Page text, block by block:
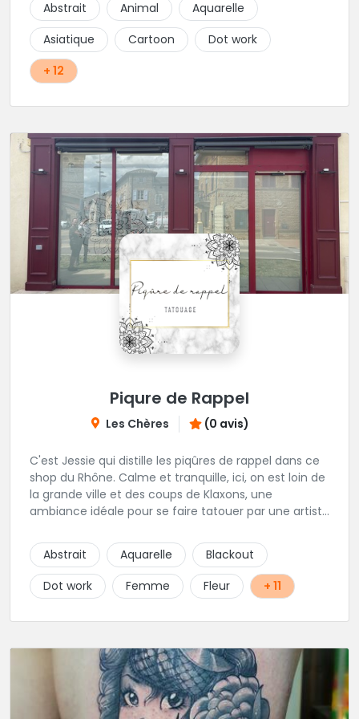
Abstrait Animal
Aquarelle
Asiatique
Cartoon
Dot work
+ 12
Piqure de Rappel
Les Chères (0 avis)
C'est Jessie qui distille les piqûres de rappel dans ce
shop du Rhône. Calme et tranquille, ici, on est loin de
la grande ville et des coups de Klaxons, une
ambiance idéale pour se faire tatouer par une artiste
Dotwork, ornemental et floral. Epaulée par AlexXx
Tattoo pour les petits tattoos, lettrage, darkwork,
mangas et Réalisme. Les horaires stipulés sont les
horaires d'entrées libres.
Abstrait Aquarelle
Blackout
Dot work
Femme Fleur + 11